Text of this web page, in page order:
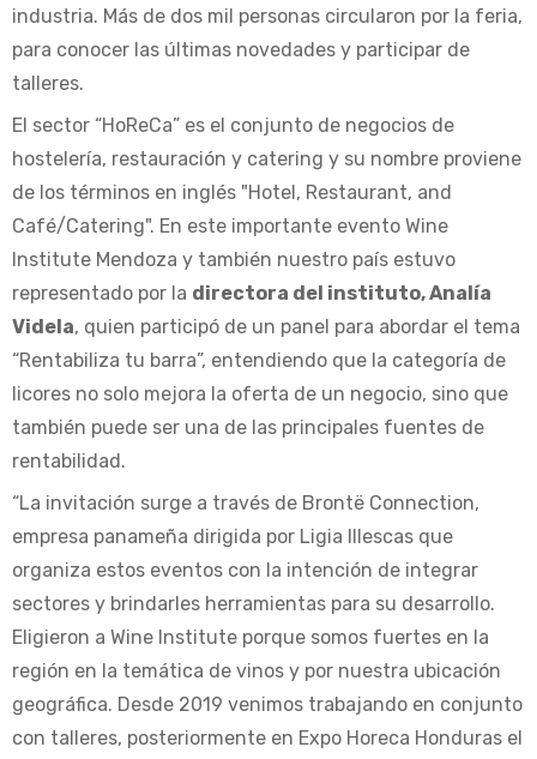
industria. Más de dos mil personas circularon por la feria,
para conocer las últimas novedades y participar de
talleres.
El sector “HoReCa” es el conjunto de negocios de
hostelería, restauración y catering y su nombre proviene
de los términos en inglés "Hotel, Restaurant, and
Café/Catering". En este importante evento Wine
Institute Mendoza y también nuestro país estuvo
representado por la directora del instituto, Analía
Videla, quien participó de un panel para abordar el tema
“Rentabiliza tu barra”, entendiendo que la categoría de
licores no solo mejora la oferta de un negocio, sino que
también puede ser una de las principales fuentes de
rentabilidad.
“La invitación surge a través de Brontë Connection,
empresa panameña dirigida por Ligia Illescas que
organiza estos eventos con la intención de integrar
sectores y brindarles herramientas para su desarrollo.
Eligieron a Wine Institute porque somos fuertes en la
región en la temática de vinos y por nuestra ubicación
geográfica. Desde 2019 venimos trabajando en conjunto
con talleres, posteriormente en Expo Horeca Honduras el